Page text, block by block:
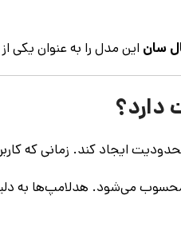
سان این مدل را به عنوان یکی
دارد؟
ایجاد کند. زمانی که
محسوب می‌شود. هدلامپ‌ها به